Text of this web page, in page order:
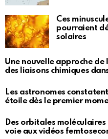
Ces
pourraient
solaires
Une nouvelle approche
des liaisons chimiques
Les astronomes
étoile dès le premier
Des orbitales
voie aux vidéos